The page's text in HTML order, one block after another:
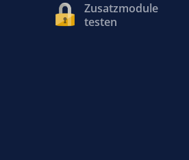
Zusatzmodule
testen